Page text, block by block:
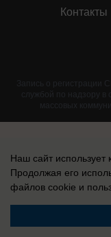
Контакты
Запись о
службой по надзору
массовых
Наш сайт использует
Продолжая его
файлов cookie и